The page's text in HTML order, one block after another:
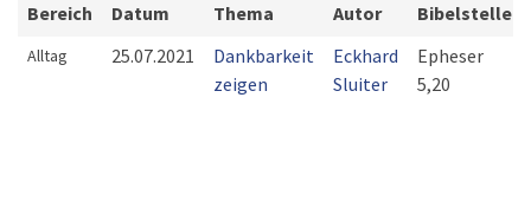
Bereich Datum Thema Autor Bibelstelle
Alltag 25.07.2021
Dankbarkeit
zeigen
Eckhard
Sluiter
Epheser
5,20